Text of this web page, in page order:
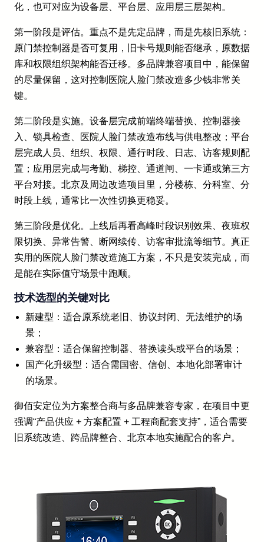
化，也可对应为设备层、平台层、应用层三层架构。
第一阶段是评估。重点不是先定品牌，而是先核旧系统：
原门禁控制器是否可复用，旧卡号规则能否继承，原数据
库和权限组织架构能否迁移。多品牌兼容项目中，能保留
的尽量保留，这对控制医院人脸门禁改造多少钱非常关
键。
第二阶段是实施。设备层完成前端终端替换、控制器接
入、锁具检查、医院人脸门禁改造布线与供电整改；平台
层完成人员、组织、权限、通行时段、日志、访客规则配
置；应用层完成与考勤、梯控、通道闸、一卡通或第三方
平台对接。北京及周边改造项目里，分楼栋、分科室、分
时段上线，通常比一次性切换更稳妥。
第三阶段是优化。上线后再看高峰时段识别效果、夜班权
限切换、异常告警、断网续传、访客审批流等细节。真正
实用的医院人脸门禁改造施工方案，不只是安装完成，而
是能在实际值守场景中跑顺。
技术选型的关键对比
新建型：适合原系统老旧、协议封闭、无法维护的场
景；
兼容型：适合保留控制器、替换读头或平台的场景；
国产化升级型：适合需国密、信创、本地化部署审计
的场景。
御佰安定位为方案整合商与多品牌兼容专家，在项目中更
强调“产品供应 + 方案配置 + 工程商配套支持”，适合需要
旧系统改造、跨品牌整合、北京本地实施配合的客户。